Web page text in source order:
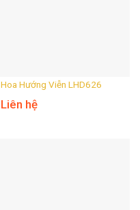
Hoa Hướng Viễn LHD626
Liên hệ